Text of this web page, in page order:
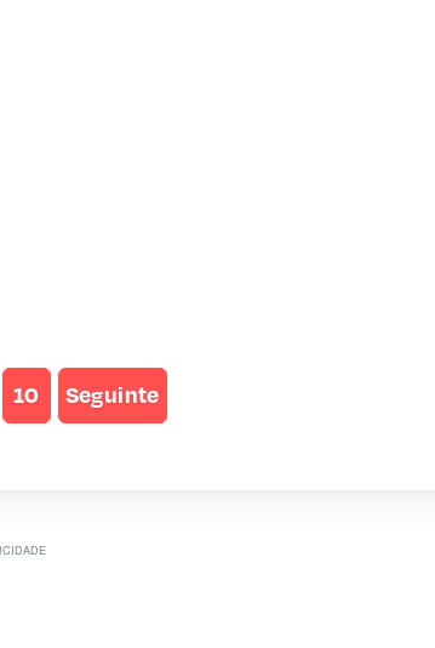
10 Seguinte